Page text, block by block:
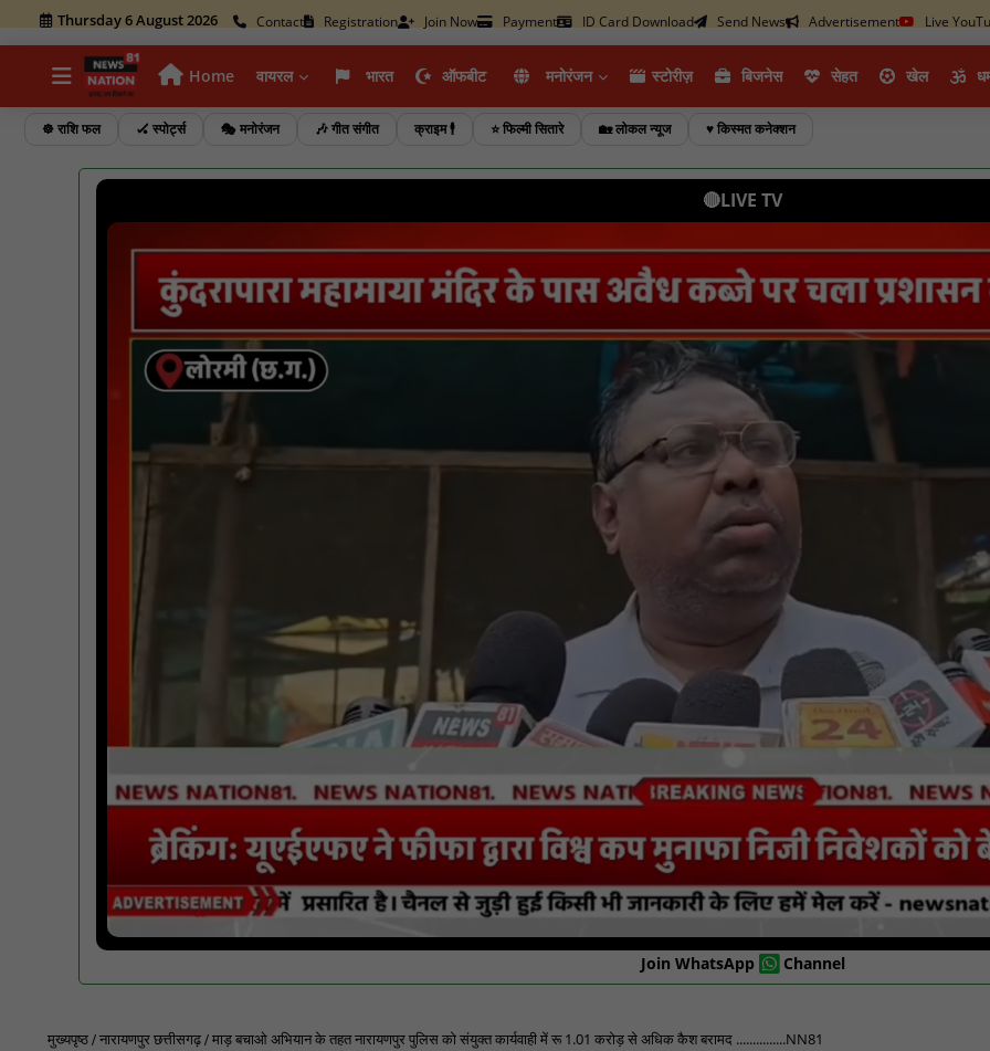
Thursday 6 August 2026 Contact Registration Join Now Payment ID Card Download Send News Advertisement Live
Home वायरल भारत ऑफबीट मनोरंजन स्टोरीज़ ब‍िजनेस सेहत खेल
☸️ राशि फल 🏑 स्पोर्ट्स 🎭 मनोरंजन 🎶 गीत संगीत क्राइम 🕴️ ⭐ फिल्मी सितारे 🏡 लोकल न्यूज ♥️ किस्मत कनेक्शन
🔴LIVE TV
Join WhatsApp Channel
मुख्यपृष्ठ नारायणपुर छत्तीसगढ़ माड़ बचाओ अभियान के तहत नारायणपुर पुलिस को संयुक्त कार्यवाही में रू 1.01 करोड़ से अधिक कैश बरामद ...............NN81